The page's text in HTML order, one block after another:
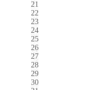
21
22
23
24
25
26
27
28
29
30